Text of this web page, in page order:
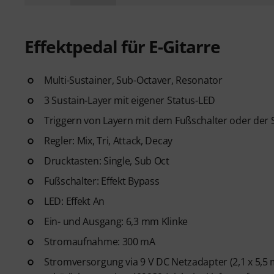
Effektpedal für E-Gitarre
Multi-Sustainer, Sub-Octaver, Resonator
3 Sustain-Layer mit eigener Status-LED
Triggern von Layern mit dem Fußschalter oder der
Regler: Mix, Tri, Attack, Decay
Drucktasten: Single, Sub Oct
Fußschalter: Effekt Bypass
LED: Effekt An
Ein- und Ausgang: 6,3 mm Klinke
Stromaufnahme: 300 mA
Stromversorgung via 9 V DC Netzadapter (2,1 x